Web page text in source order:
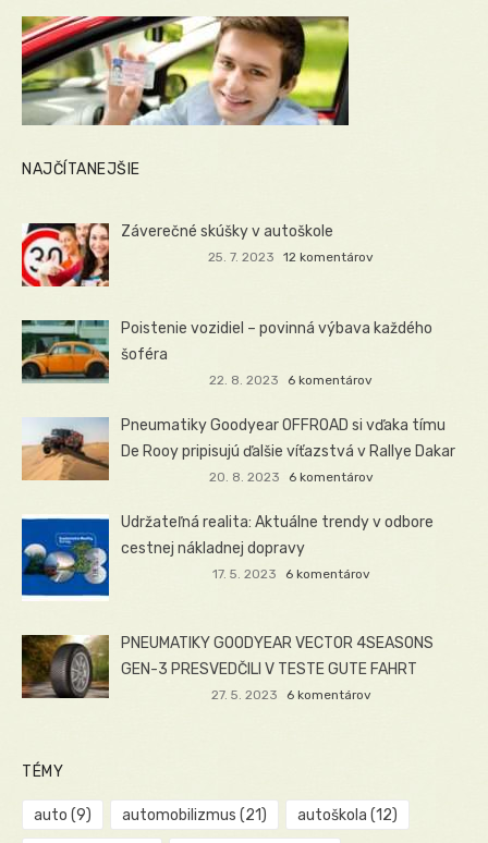
NAJČÍTANEJŠIE
Záverečné skúšky v autoškole
25. 7. 2023 12 komentárov
Poistenie vozidiel – povinná výbava každého
šoféra
22. 8. 2023 6 komentárov
Pneumatiky Goodyear OFFROAD si vďaka tímu
De Rooy pripisujú ďalšie víťazstvá v Rallye Dakar
20. 8. 2023 6 komentárov
Udržateľná realita: Aktuálne trendy v odbore
cestnej nákladnej dopravy
17. 5. 2023 6 komentárov
PNEUMATIKY GOODYEAR VECTOR 4SEASONS
GEN-3 PRESVEDČILI V TESTE GUTE FAHRT
27. 5. 2023 6 komentárov
TÉMY
auto (9) automobilizmus (21) autoškola (12)